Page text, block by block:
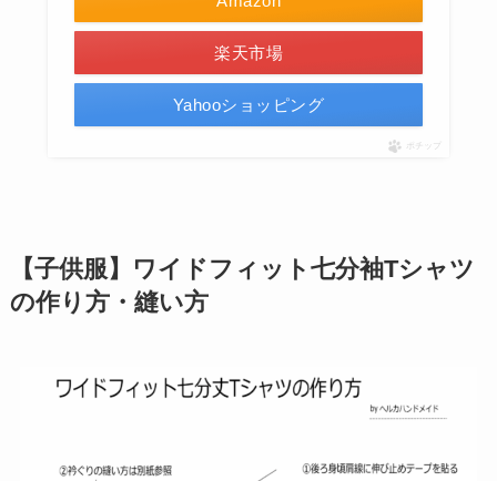
楽天市場
Yahooショッピング
ポチップ
【子供服】ワイドフィット七分袖Tシャツ
の作り方・縫い方